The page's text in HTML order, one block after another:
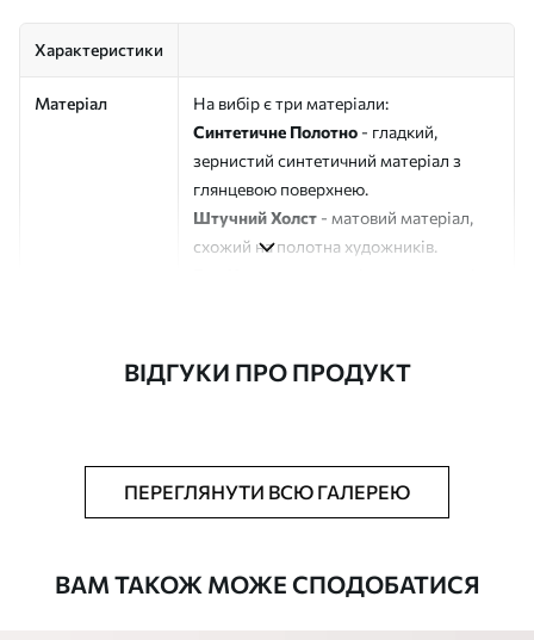
Характеристики
Матеріал
На вибір є три матеріали:
Синтетичне Полотно - гладкий,
зернистий синтетичний матеріал з
глянцевою поверхнею.
Штучний Холст - матовий матеріал,
схожий на полотна художників.
Додатково Можна додати лакове покриття.
ВІДГУКИ ПРО ПРОДУКТ
ПЕРЕГЛЯНУТИ ВСЮ ГАЛЕРЕЮ
ВАМ ТАКОЖ МОЖЕ СПОДОБАТИСЯ